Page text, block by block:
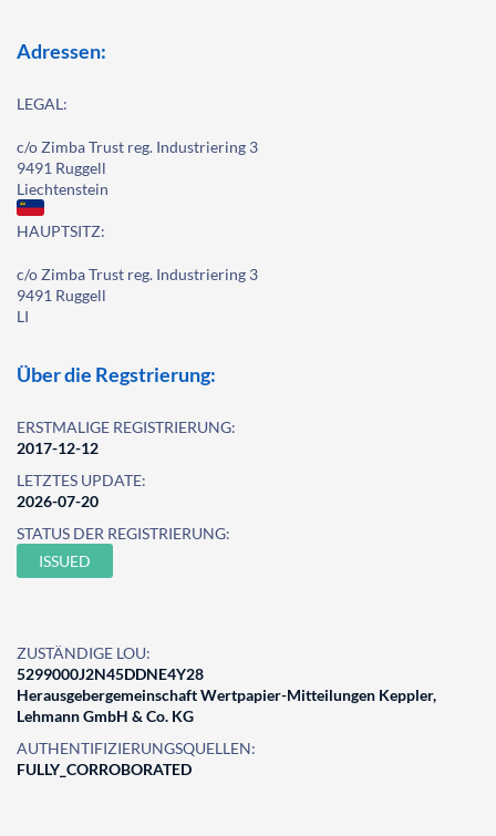
Adressen:
LEGAL:
c/o Zimba Trust reg. Industriering 3
9491 Ruggell
Liechtenstein
HAUPTSITZ:
c/o Zimba Trust reg. Industriering 3
9491 Ruggell
LI
Über die Regstrierung:
ERSTMALIGE REGISTRIERUNG:
2017-12-12
LETZTES UPDATE:
2026-07-20
STATUS DER REGISTRIERUNG:
ISSUED
ZUSTÄNDIGE LOU:
5299000J2N45DDNE4Y28
Herausgebergemeinschaft Wertpapier-Mitteilungen Keppler,
Lehmann GmbH & Co. KG
AUTHENTIFIZIERUNGSQUELLEN:
FULLY_CORROBORATED